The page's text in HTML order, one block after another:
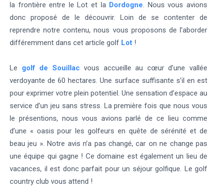
la frontière entre le Lot et la Dordogne. Nous vous avions
donc proposé de le découvrir. Loin de se contenter de
reprendre notre contenu, nous vous proposons de l’aborder
différemment dans cet article golf Lot !
Le golf de Souillac vous accueille au cœur d’une vallée
verdoyante de 60 hectares. Une surface suffisante s’il en est
pour exprimer votre plein potentiel. Une sensation d’espace au
service d’un jeu sans stress. La première fois que nous vous
le présentions, nous vous avions parlé de ce lieu comme
d’une « oasis pour les golfeurs en quête de sérénité et de
beau jeu ». Notre avis n’a pas changé, car on ne change pas
une équipe qui gagne ! Ce domaine est également un lieu de
vacances, il est donc parfait pour un séjour golfique. Le golf
country club vous attend !